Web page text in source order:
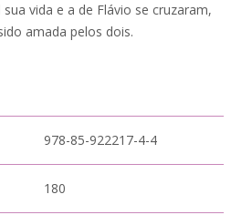
vida e a de Flávio se cruzaram,
amada pelos dois.
978-85-922217-4-4
180